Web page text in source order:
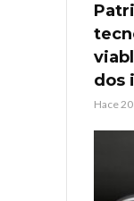
dos
Hace